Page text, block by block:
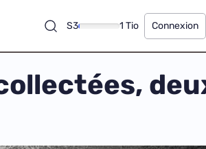
S3 1 Tio Connexion